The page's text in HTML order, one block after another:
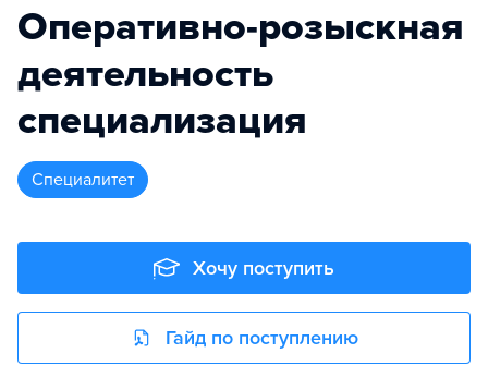
Оперативно-розыскная
деятельность
специализация
специалитет
Хочу поступить
Гайд по поступлению